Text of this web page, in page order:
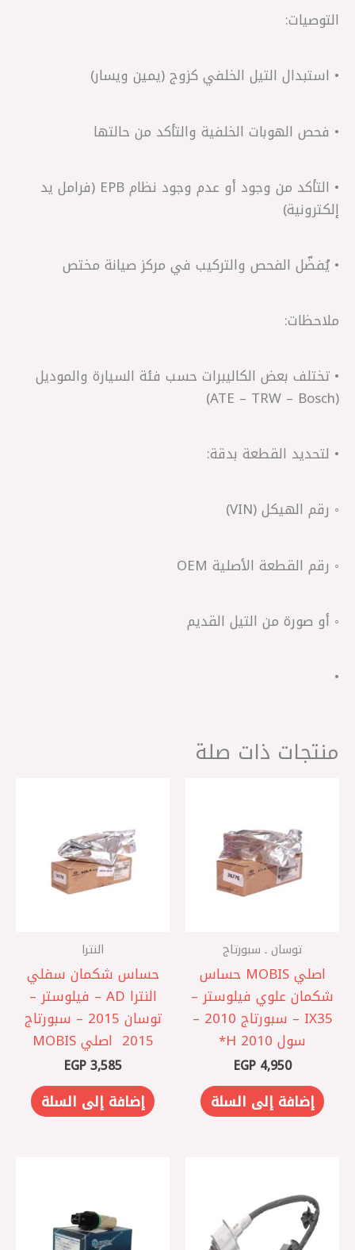
التوصيات:
• استبدال التيل الخلفي كزوج (يمين ويسار)
• فحص الهوبات الخلفية والتأكد من حالتها
• التأكد من وجود أو عدم وجود نظام EPB (فرامل يد
إلكترونية)
• يُفضّل الفحص والتركيب في مركز صيانة مختص
ملاحظات:
• تختلف بعض الكاليبرات حسب فئة السيارة والموديل
(ATE – TRW – Bosch)
• لتحديد القطعة بدقة:
◦ رقم الهيكل (VIN)
◦ رقم القطعة الأصلية OEM
◦ أو صورة من التيل القديم
•
منتجات ذات صلة
توسان ـ سبورتاج
اصلي MOBIS حساس
شكمان علوي فيلوستر –
IX35 – سبورتاج 2010 –
سول 2010 ‏H*
EGP4,950
إضافة إلى السلة
النترا
حساس شكمان سفلي
النترا AD – فيلوستر –
توسان 2015 – سبورتاج
2015 ‏ اصلي MOBIS
EGP3,585
إضافة إلى السلة